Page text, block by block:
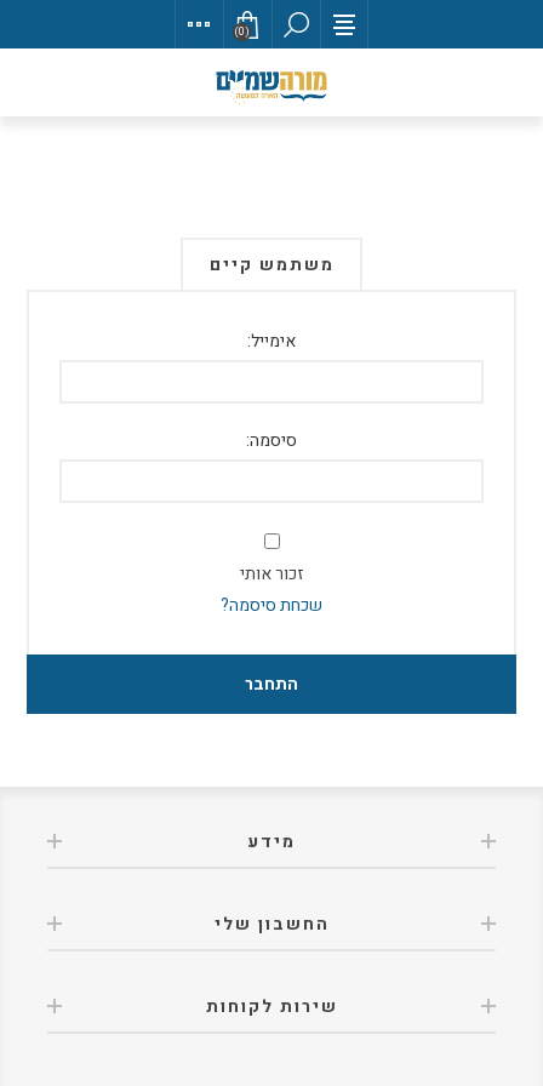
(0)
משתמש קיים
אימייל:
סיסמה:
זכור אותי
שכחת סיסמה?
מידע
החשבון שלי
שירות לקוחות